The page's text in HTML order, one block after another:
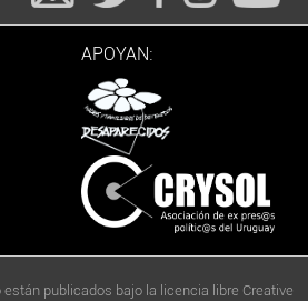
APOYAN:
publicados bajo la licencia libre Creative